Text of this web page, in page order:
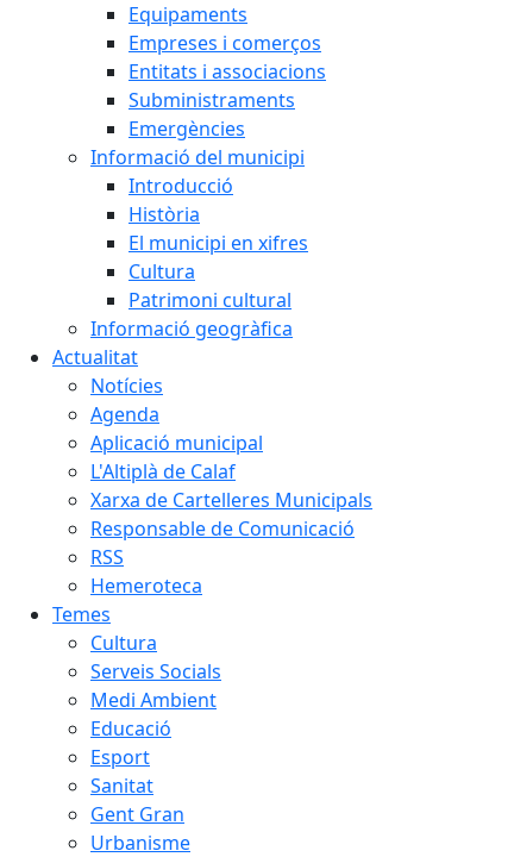
Equipaments
Empreses i comerços
Entitats i associacions
Subministraments
Emergències
Informació del municipi
Introducció
Història
El municipi en xifres
Cultura
Patrimoni cultural
Informació geogràfica
Actualitat
Notícies
Agenda
Aplicació municipal
L'Altiplà de Calaf
Xarxa de Cartelleres Municipals
Responsable de Comunicació
RSS
Hemeroteca
Temes
Cultura
Serveis Socials
Medi Ambient
Educació
Esport
Sanitat
Gent Gran
Urbanisme